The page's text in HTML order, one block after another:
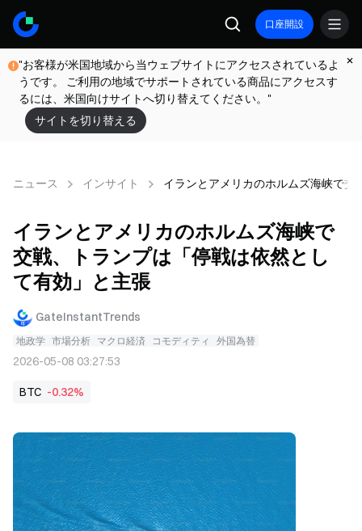
口座開設
"お客様が米国地域から当ウェブサイトにアクセスされているよ
うです。 ご利用の地域でサポートされている商品にアクセスす
るには、米国向けサイトへ切り替えてください。"
サイトを切り替える
ニュース インサイト イランとアメリカのホルムズ海峡で
イランとアメリカのホルムズ海峡で
交戦、トランプは「停戦は依然とし
て有効」と主張
GateInstantTrends
地政学 市場分析 マクロ経済 コモディティ 外国為替
2026-05-08 03:27:53
BTC -0.32%